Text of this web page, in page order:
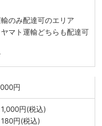
輸のみ配達可のエリア
ヤマト運輸どちらも配達可
円
1,000円(税込)
180円(税込)